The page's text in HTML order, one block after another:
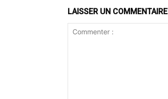
LAISSER UN COMMENTAIRE